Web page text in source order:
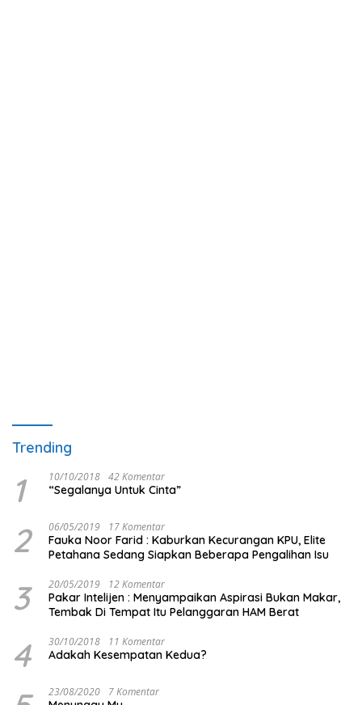
Trending
1 10/10/2018 42 Komentar
“Segalanya Untuk Cinta”
2 06/05/2019 17 Komentar
Fauka Noor Farid : Kaburkan Kecurangan KPU, Elite
Petahana Sedang Siapkan Beberapa Pengalihan Isu
3 20/05/2019 12 Komentar
Pakar Intelijen : Menyampaikan Aspirasi Bukan Makar,
Tembak Di Tempat Itu Pelanggaran HAM Berat
4 30/10/2018 11 Komentar
Adakah Kesempatan Kedua?
23/08/2020 7 Komentar